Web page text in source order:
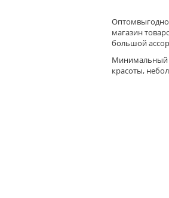
магазин
большой
Минимальный
красоты,